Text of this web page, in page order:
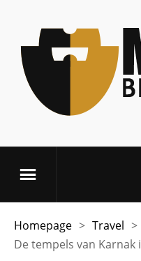
Homepage > Travel >
De tempels van Karnak